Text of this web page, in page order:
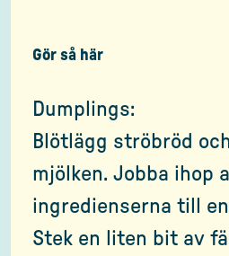
Gör så här
Dumplings:
Blötlägg ströbröd
mjölken. Jobba ihop
ingredienserna till
Stek en liten bit av